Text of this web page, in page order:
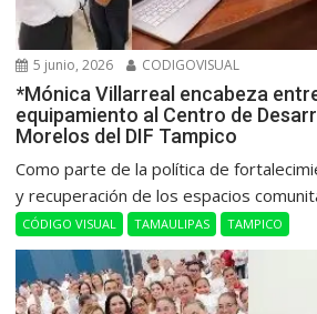
5 junio, 2026 CODIGOVISUAL
*Mónica Villarreal encabeza
equipamiento al Centro de
Morelos del DIF Tampico
Como parte de la política de
y recuperación de los espacios
CÓDIGO VISUAL TAMAULIPAS TAMPICO